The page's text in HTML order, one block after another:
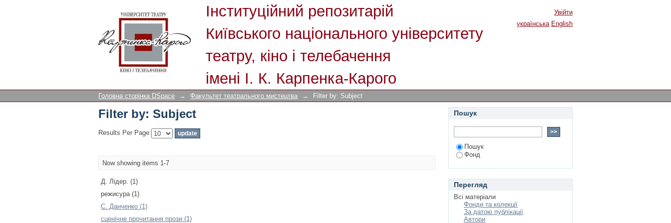
Інституційний репозитарій
Київського національного університету
театру, кіно і телебачення
імені І. К. Карпенка-Карого
Увійти
українська English
Головна сторінка DSpace → Факультет театрального мистецтва → Filter by: Subject
Filter by: Subject
Results Per Page:
Now showing items 1-7
Д. Лідер. (1)
режисура (1)
С. Данченко (1)
сценічне прочитання прози (1)
Пошук
Пошук
Фонд
Перегляд
Всі матеріали
Фонди та колекції
За датою публікації
Автори